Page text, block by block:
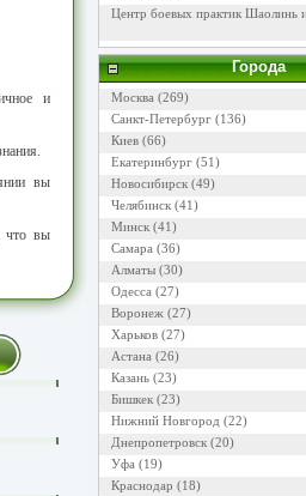
и
вы
что вы
Центр боевых практик Шаолинь
Города
Москва (269)
Санкт-Петербург(136)
Киев(66)
Екатеринбург(51)
Новосибирск(49)
Челябинск(41)
Минск(41)
Самара (36)
Алматы(30)
Одесса (27)
Воронеж (27)
Харьков(27)
Астана (26)
Казань(23)
Бишкек(23)
Нижний Новгород (22)
Днепропетровск(20)
Уфа (19)
Краснодар (18)